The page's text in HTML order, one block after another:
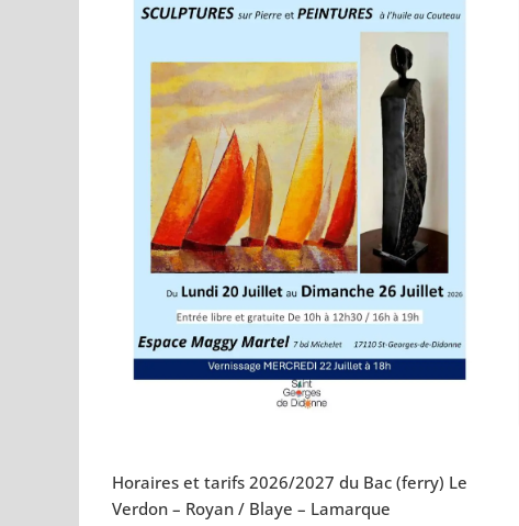
Horaires et tarifs 2026/2027 du Bac (ferry) Le
Verdon – Royan / Blaye – Lamarque